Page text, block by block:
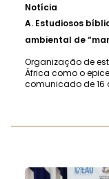
Notícia
A. Estudiosos
ambiental de
Organização de
África como o
comunicado de 16